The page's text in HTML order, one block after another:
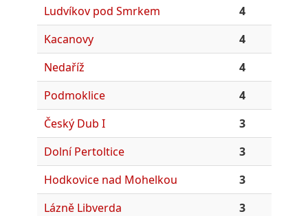
Ludvíkov pod Smrkem
4
Kacanovy
4
Nedaříž
4
Podmoklice
4
Český Dub I
3
Dolní Pertoltice
3
Hodkovice nad Mohelkou
3
Lázně Libverda
3